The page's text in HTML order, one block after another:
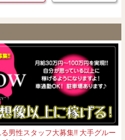
男性スタッフ大募集!! 大手グルー